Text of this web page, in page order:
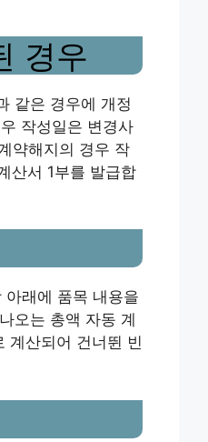
경우
같은 경우에 개정
작성일은 변경사
약해지의 경우 작
산서 1부를 발급합
래에 품목 내용을
오는 총액 자동 계
계산되어 건너뛴 빈